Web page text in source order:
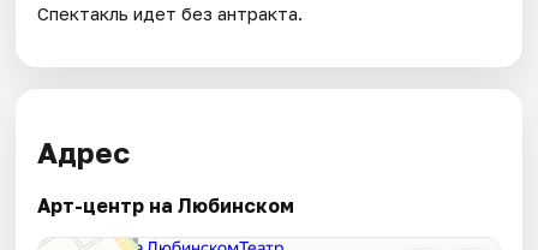
Спектакль идет без антракта.
Адрес
Арт-центр на Любинском